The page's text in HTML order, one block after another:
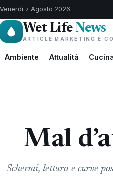
Venerdì 7 Agosto 2026
Wet LifeNews
ARTICLE MARKETING E
Ambiente Attualità Cucina
Mal
Schermi, lettura e curve